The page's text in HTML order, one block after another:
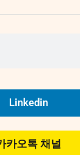
Linkedin
카오톡 채널